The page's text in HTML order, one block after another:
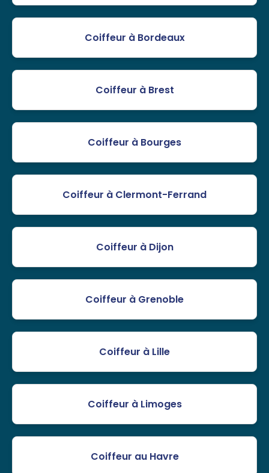
Coiffeur à Bordeaux
Coiffeur à Brest
Coiffeur à Bourges
Coiffeur à Clermont-Ferrand
Coiffeur à Dijon
Coiffeur à Grenoble
Coiffeur à Lille
Coiffeur à Limoges
Coiffeur au Havre